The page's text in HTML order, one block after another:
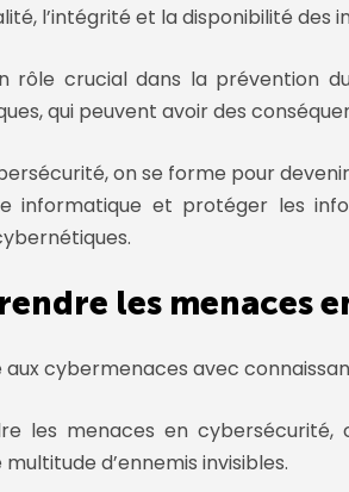
, l’intégrité et ladisponibilité des
rôle crucial dans la prévention
, qui peuvent avoir des
on se forme pour
informatique et protéger les
les menaces
aux cybermenaces avec
les menaces en
d’ennemis invisibles.